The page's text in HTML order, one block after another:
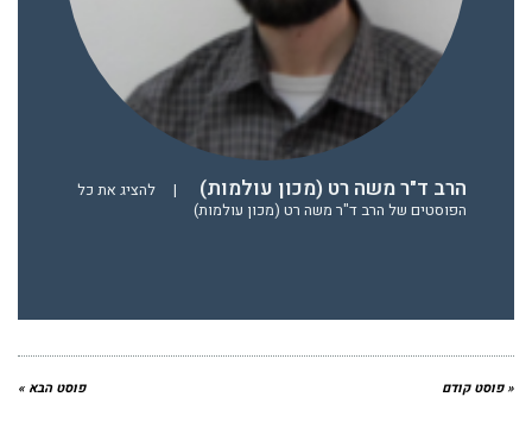
הרב ד"ר משה רט (מכון עולמות) |
להציג את כל
הפוסטים של הרב ד"ר משה רט (מכון עולמות)
« פוסט קודם פוסט הבא »